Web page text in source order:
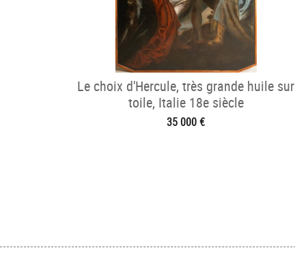
Le choix d'Hercule, très grande huile sur
toile, Italie 18e siècle
35 000 €